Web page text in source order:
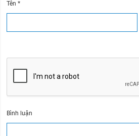
Tên*
Bình luận